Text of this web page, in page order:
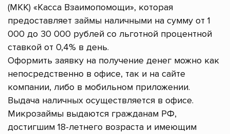
(МКК) «Касса Взаимопомощи», которая
предоставляет займы наличными на сумму от 1
000 до 30 000 рублей со льготной процентной
ставкой от 0,4% в день.
Оформить заявку на получение денег можно как
непосредственно в офисе, так и на сайте
компании, либо в мобильном приложении.
Выдача наличных осуществляется в офисе.
Микрозаймы выдаются гражданам РФ,
достигшим 18-летнего возраста и имеющим